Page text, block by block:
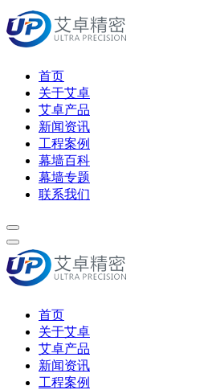
首页
关于艾卓
艾卓产品
新闻资讯
工程案例
幕墙百科
幕墙专题
联系我们
首页
关于艾卓
艾卓产品
新闻资讯
工程案例